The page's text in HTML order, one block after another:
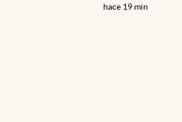
hace 19 min